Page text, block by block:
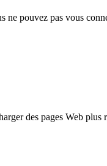
pouvez pas vous
des pages Web plus